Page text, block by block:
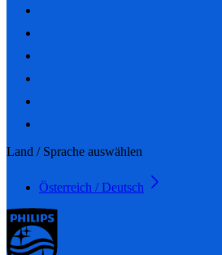
Land / Sprache auswählen
Österreich / Deutsch